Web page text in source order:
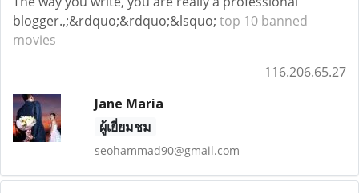
blogger.,;&rdquo;&rdquo;&lsquo; top 10 banned
movies
116.206.65.27
Jane Maria
ผู้เยี่ยมชม
seohammad90@gmail.com